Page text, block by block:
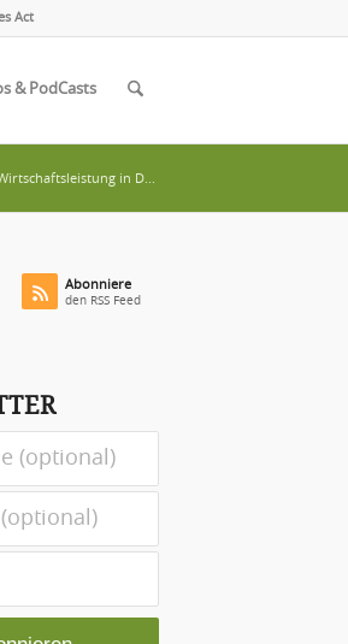
Act
& PodCasts
in D...
Abonniere
den RSS Feed